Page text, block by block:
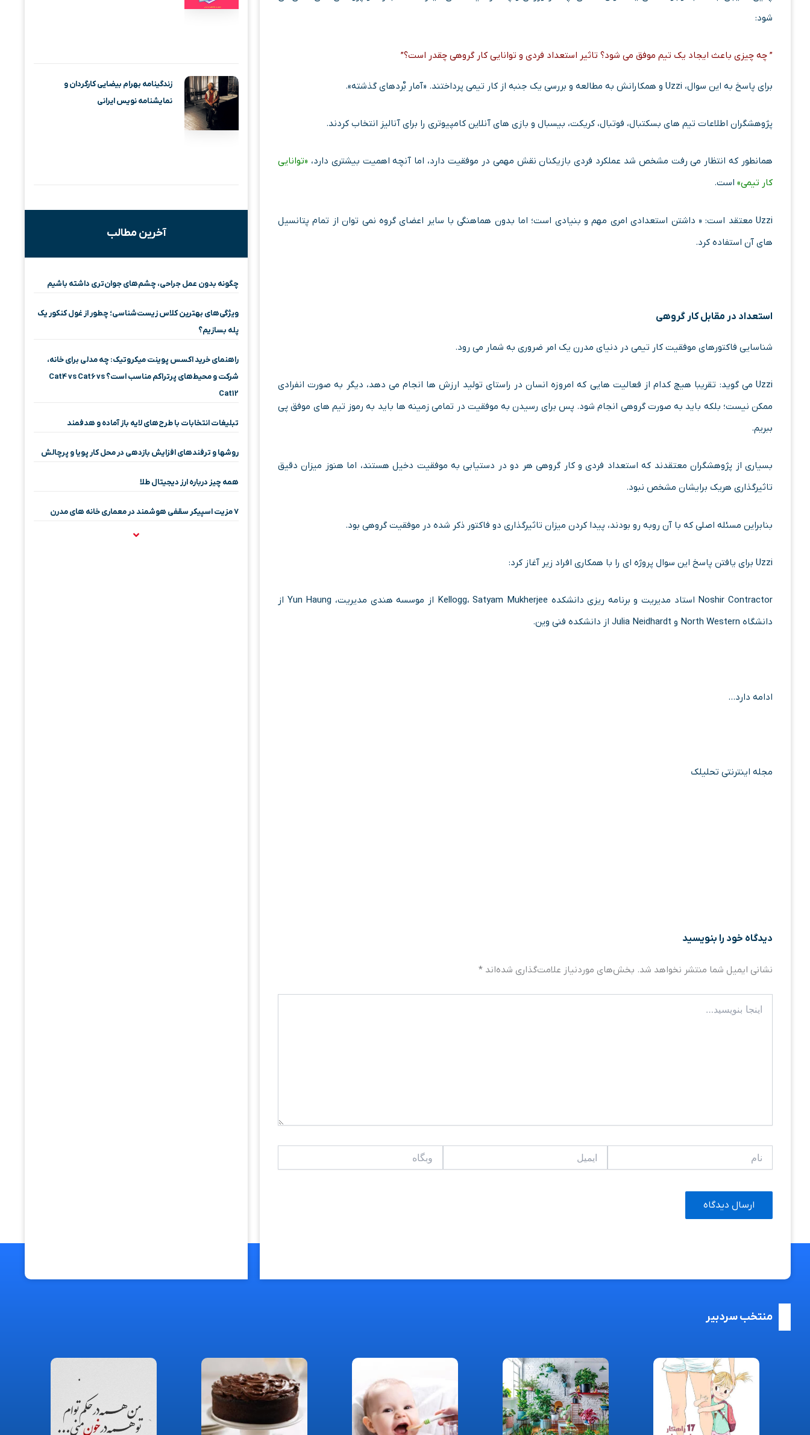
شود:
” چه چیزی باعث ایجاد یک تیم موفق می شود؟ تاثیر استعداد فردی و توانایی کار گروهی چقدر است؟”
برای پاسخ به این سوال، Uzzi و همکارانش به مطالعه و بررسی یک جنبه از کار تیمی پرداختند. «آمار بٌردهای گذشته».
پژوهشگران اطلاعات تیم های بسکتبال، فوتبال، کریکت، بیسبال و بازی های آنلاین کامپیوتری را برای آنالیز انتخاب کردند.
همانطور که انتظار می رفت مشخص شد عملکرد فردی بازیکنان نقش مهمی در موفقیت دارد، اما آنچه اهمیت بیشتری دارد، «توانایی
کار تیمی» است.
Uzzi معتقد است: « داشتن استعدادی امری مهم و بنیادی است؛ اما بدون هماهنگی با سایر اعضای گروه نمی توان از تمام پتانسیل
های آن استفاده کرد.
استعداد در مقابل کار گروهی
شناسایی فاکتورهای موفقیت کار تیمی در دنیای مدرن یک امر ضروری به شمار می رود.
Uzzi می گوید: تقریبا هیچ کدام از فعالیت هایی که امروزه انسان در راستای تولید ارزش ها انجام می دهد، دیگر به صورت انفرادی
ممکن نیست؛ بلکه باید به صورت گروهی انجام شود. پس برای رسیدن به موفقیت در تمامی زمینه ها باید به رموز تیم های موفق پی
ببریم.
بسیاری از پژوهشگران معتقدند که استعداد فردی و کار گروهی هر دو در دستیابی به موفقیت دخیل هستند، اما هنوز میزان دقیق
تاثیرگذاری هریک برایشان مشخص نبود.
بنابراین مسئله اصلی که با آن روبه رو بودند، پیدا کردن میزان تاثیرگذاری دو فاکتور ذکر شده در موفقیت گروهی بود.
Uzzi برای یافتن پاسخ این سوال پروژه ای را با همکاری افراد زیر آغاز کرد:
Noshir Contractor استاد مدیریت و برنامه ریزی دانشکده Kellogg، Satyam Mukherjee از موسسه هندی مدیریت، Yun Haung از
دانشگاه North Western و Julia Neidhardt از دانشکده فنی وین.
ادامه دارد…
مجله اینترنتی تحلیلک
دیدگاه‌ خود را بنویسید
نشانی ایمیل شما منتشر نخواهد شد. بخش‌های موردنیاز علامت‌گذاری شده‌اند *
بنویسید…
زندگینامه بهرام بیضایی کارگردان و
نمایشنامه نویس ایرانی
آخرین مطالب
چگونه بدون عمل جراحی، چشم‌های جوان‌تری داشته باشیم
ویژگی‌های بهترین کلاس زیست‌شناسی؛ چطور از غول کنکور یک
پله بسازیم؟
راهنمای خرید اکسس پوینت میکروتیک: چه مدلی برای خانه،
شرکت و محیط‌های پرتراکم مناسب است؟ Cat4 vs Cat6 vs
Cat12
تبلیغات انتخابات با طرح‌های لایه باز آماده و هدفمند
روشها و ترفندهای افزایش بازدهی در محل کار پویا و پرچالش
همه چیز درباره ارز دیجیتال طلا
۷ مزیت اسپیکر سقفی هوشمند در معماری خانه‌ های مدرن
منتخب سردبیر